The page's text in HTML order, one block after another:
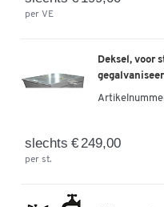
per VE
Deksel, voor
slechts € 249,00
per st.